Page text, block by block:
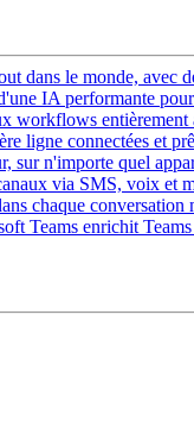
dans le monde, avec
IA performante
workflows
ligne connectées et
sur n'importe quel
via SMS, voix et
chaque
Teams enrichit